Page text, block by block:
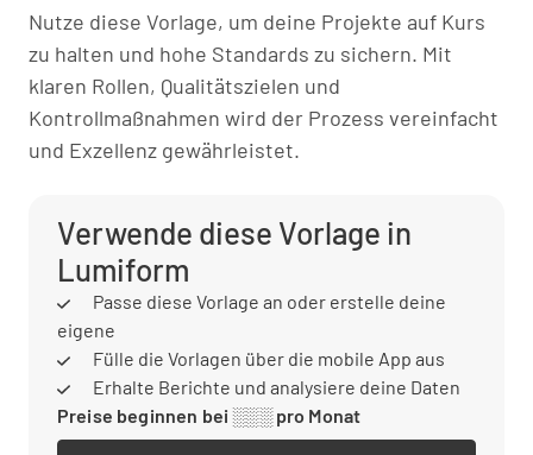
Nutze diese Vorlage, um deine Projekte auf Kurs
zu halten und hohe Standards zu sichern. Mit
klaren Rollen, Qualitätszielen und
Kontrollmaßnahmen wird der Prozess vereinfacht
und Exzellenz gewährleistet.
Verwende diese Vorlage in
Lumiform
Passe diese Vorlage an oder erstelle deine
eigene
Fülle die Vorlagen über die mobile App aus
Erhalte Berichte und analysiere deine Daten
Preise beginnen bei ░░░ pro Monat